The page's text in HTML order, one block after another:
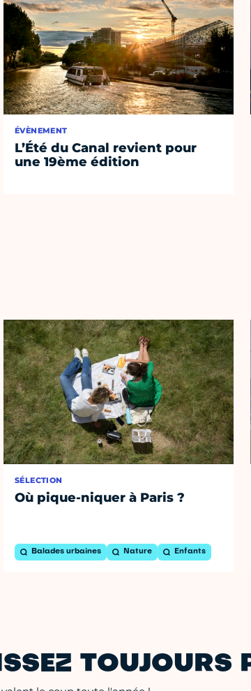
ÉVÈNEMENT
L’Été du Canal revient pour
une 19ème édition
SÉLECTION
Où pique-niquer à Paris ?
Balades urbaines Nature Enfants
TOUJOURS